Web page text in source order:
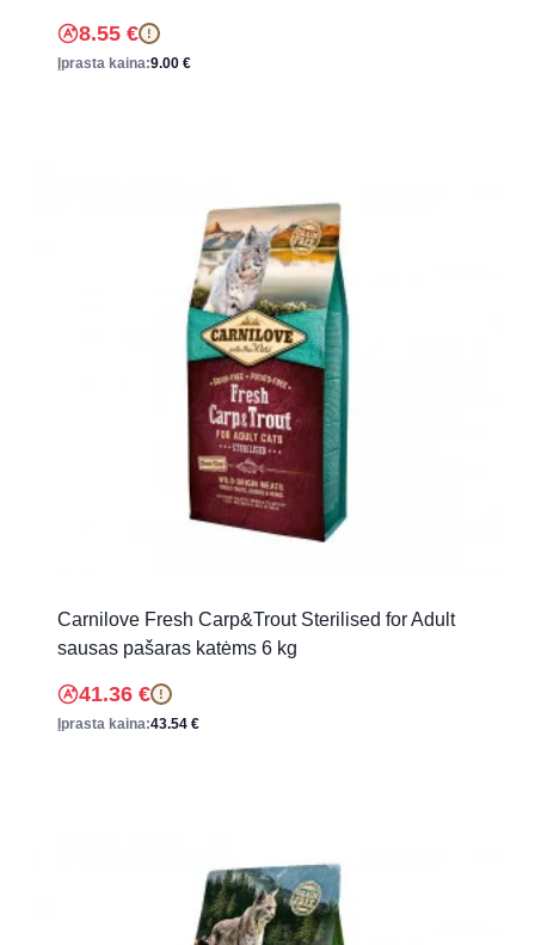
8.55 € !
Įprasta kaina:9.00 €
Carnilove Fresh Carp&Trout Sterilised for Adult
sausas pašaras katėms 6 kg
41.36 € !
Įprasta kaina:43.54 €